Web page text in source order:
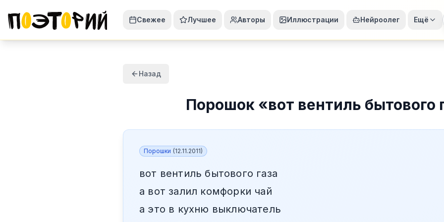
Свежее Лучшее Авторы Иллюстрации Нейроолег Ещё
Назад
Порошок «вот вентиль бытового
Порошки (12.11.2011)
вот вентиль бытового газа
а вот залил комфорки чай
а это в кухню выключатель